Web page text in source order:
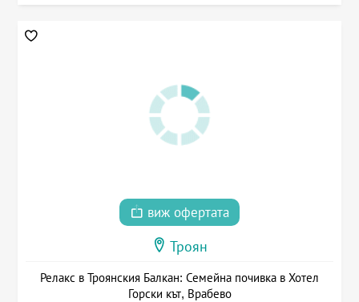
виж офертата
Троян
Релакс в Троянския Балкан: Семейна почивка в Хотел
Горски кът, Врабево